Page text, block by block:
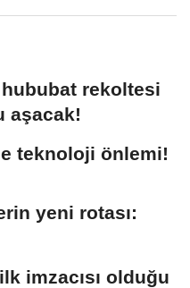
rekoltesi
aşacak!
teknoloji önlemi!
yeni rotası:
imzacısı olduğu